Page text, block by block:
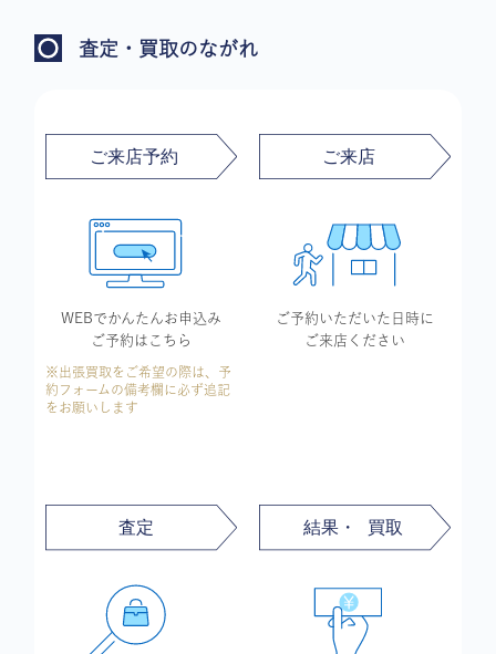
査定・買取のながれ
WEBでかんたんお申込み
ご予約はこちら
※出張買取をご希望の際は、予
約フォームの備考欄に必ず追記
をお願いします
ご予約いただいた 日時に
ご来店ください